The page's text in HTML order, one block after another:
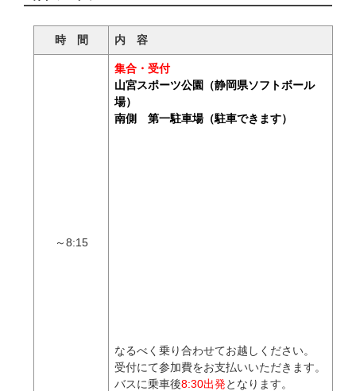
時 間 内 容
～8:15
集合・受付
山宮スポーツ公園（静岡県ソフトボール
場）
南側 第一駐車場（駐車できます）
なるべく乗り合わせてお越しください。
受付にて参加費をお支払いいただきます。
バスに乗車後8:30出発となります。